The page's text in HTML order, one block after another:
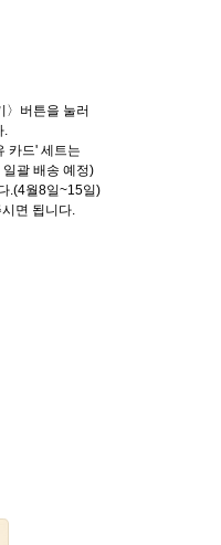
〉버튼을 눌러
.
카드' 세트는
괄 배송 예정)
.(4월8일~15일)
면 됩니다.